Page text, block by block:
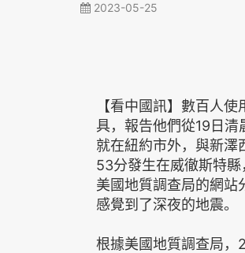
2023-05-25
【看中國訊】數百人
具，報告他們從19日
就在紐約市外，與新澤
53分發生在威徹斯特
美國地質調查局的網站
感覺到了深夜的地震。
根據美國地質調查局，